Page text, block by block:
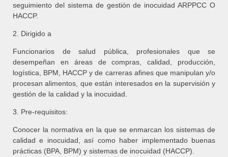
seguimiento del sistema de gestión de inocuidad ARPPCC O
HACCP.
2. Dirigido a
Funcionarios de salud pública, profesionales que se
desempeñan en áreas de compras, calidad, producción,
logística, BPM, HACCP y de carreras afines que manipulan y/o
procesan alimentos, que están interesados en la supervisión y
gestión de la calidad y la inocuidad.
3. Pre-requisitos:
Conocer la normativa en la que se enmarcan los sistemas de
calidad e inocuidad, así como haber implementado buenas
prácticas (BPA, BPM) y sistemas de inocuidad (HACCP).